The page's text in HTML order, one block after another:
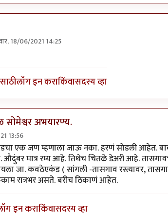
18/06/2021 14:25
लॉग इन कराकिंवासदस्य व्हा
अभयारण्य.
13:56
एक जण म्हणाला जाऊ नका. हरणं सोडली आहेत. बाकी
औदुंबर मात्र रम्य आहे. तिथेच चितळे डेअरी आहे.
जा. कवठेएकंड ( सांगली -तासगाव रस्त्यावर,
रात्रभर असते. बरीच ठिकाणं आहेत.
इन कराकिंवासदस्य व्हा